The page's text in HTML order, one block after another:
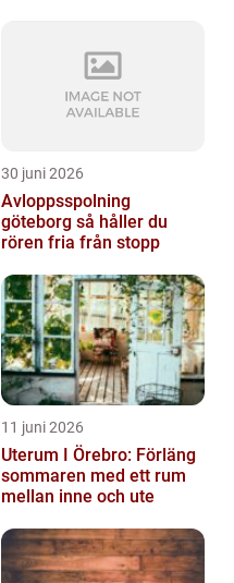
30 juni 2026
Avloppsspolning
göteborg så håller du
rören fria från stopp
11 juni 2026
Uterum I Örebro: Förläng
sommaren med ett rum
mellan inne och ute